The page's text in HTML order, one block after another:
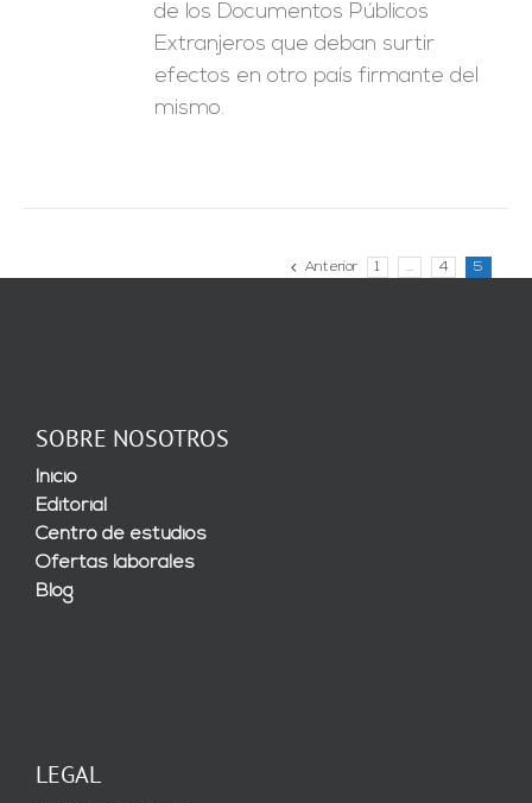
de los Documentos Públicos
Extranjeros que deban surtir
efectos en otro país firmante del
mismo.
Anterior 1 … 4 5
SOBRE NOSOTROS
Inicio
Editorial
Centro de estudios
Ofertas laborales
Blog
LEGAL